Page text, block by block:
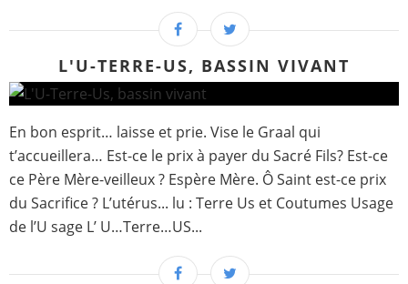
L'U-TERRE-US, BASSIN VIVANT
En bon esprit… laisse et prie. Vise le Graal qui
t’accueillera… Est-ce le prix à payer du Sacré Fils? Est-ce
ce Père Mère-veilleux ? Espère Mère. Ô Saint est-ce prix
du Sacrifice ? L’utérus... lu : Terre Us et Coutumes Usage
de l’U sage L’ U…Terre…US...